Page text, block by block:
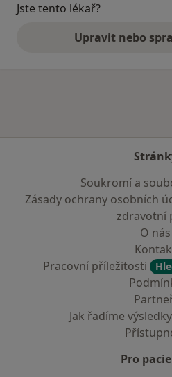
Jste tento lékař?
Upravit nebo
Soukromí a
Zásady ochrany osobních
zdravotní
O nás
Pracovní příležitosti
Jak řadíme
Pro